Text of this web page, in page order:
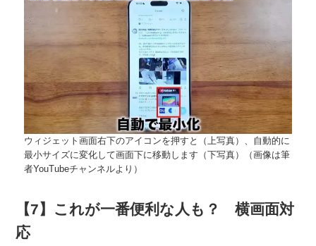
ウィジェット画面右下のアイコンを押すと（上写真）、自動的に
最小サイズに変化して画面下に移動します（下写真）（画像は筆
者YouTubeチャンネルより）
【7】これが一番便利な人も？ 横画面対
応